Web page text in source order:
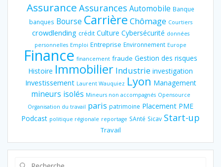
Assurance Assurances Automobile Banque
banques Bourse Carrière Chômage Courtiers
crowdlending crédit Culture Cybersécurité données
personnelles Emploi Entreprise Environnement Europe
Finance financement fraude Gestion des risques
Histoire Immobilier Industrie investigation
Investissement Laurent Wauquiez Lyon Management
mineurs isolés Mineurs non accompagnés Opensource
Organisation du travail paris patrimoine Placement PME
Podcast politique régionale reportage SAnté Sicav Start-up
Travail